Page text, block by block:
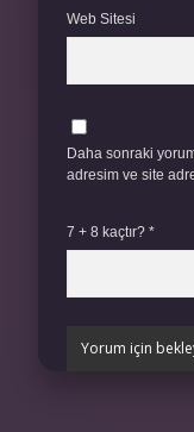
Web Sitesi
Daha sonraki
adresim ve site
7 + 8 kaçtır? *